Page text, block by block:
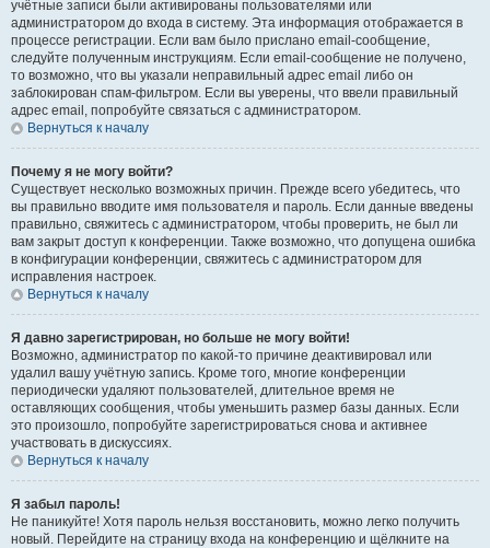
учётные записи были активированы пользователями или
администратором до входа в систему. Эта информация отображается в
процессе регистрации. Если вам было прислано email-сообщение,
следуйте полученным инструкциям. Если email-сообщение не получено,
то возможно, что вы указали неправильный адрес email либо он
заблокирован спам-фильтром. Если вы уверены, что ввели правильный
адрес email, попробуйте связаться с администратором.
Вернуться к началу
Почему я не могу войти?
Существует несколько возможных причин. Прежде всего убедитесь, что
вы правильно вводите имя пользователя и пароль. Если данные введены
правильно, свяжитесь с администратором, чтобы проверить, не был ли
вам закрыт доступ к конференции. Также возможно, что допущена ошибка
в конфигурации конференции, свяжитесь с администратором для
исправления настроек.
Вернуться к началу
Я давно зарегистрирован, но больше не могу войти!
Возможно, администратор по какой-то причине деактивировал или
удалил вашу учётную запись. Кроме того, многие конференции
периодически удаляют пользователей, длительное время не
оставляющих сообщения, чтобы уменьшить размер базы данных. Если
это произошло, попробуйте зарегистрироваться снова и активнее
участвовать в дискуссиях.
Вернуться к началу
Я забыл пароль!
Не паникуйте! Хотя пароль нельзя восстановить, можно легко получить
новый. Перейдите на страницу входа на конференцию и щёлкните на